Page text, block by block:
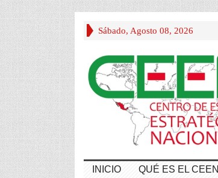
Sábado, Agosto 08, 2026
INICIO QUÉ ES EL CEEN